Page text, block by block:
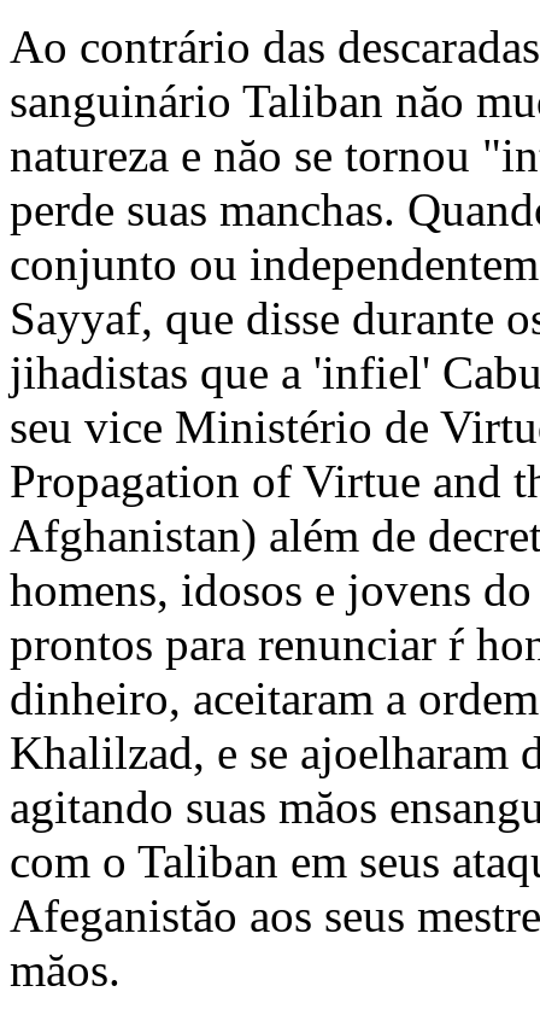
Ao contrário das
sanguinário Taliban năo
natureza e năo se tornou
perde suas manchas.
conjunto ou
Sayyaf, que disse durante
jihadistas que a 'infiel'
seu vice Ministério de
Propagation of Virtue and
Afghanistan) além de
homens, idosos e jovens
prontos para renunciar ŕ
dinheiro, aceitaram a
Khalilzad, e se ajoelharam
agitando suas măos
com o Taliban em seus
Afeganistăo aos seus
măos.